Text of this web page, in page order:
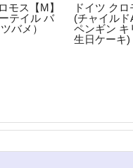
モス【M】
テイル バ
バメ）
ドイツ ク
(チャイルド
ペンギン キ
生日ケーキ)